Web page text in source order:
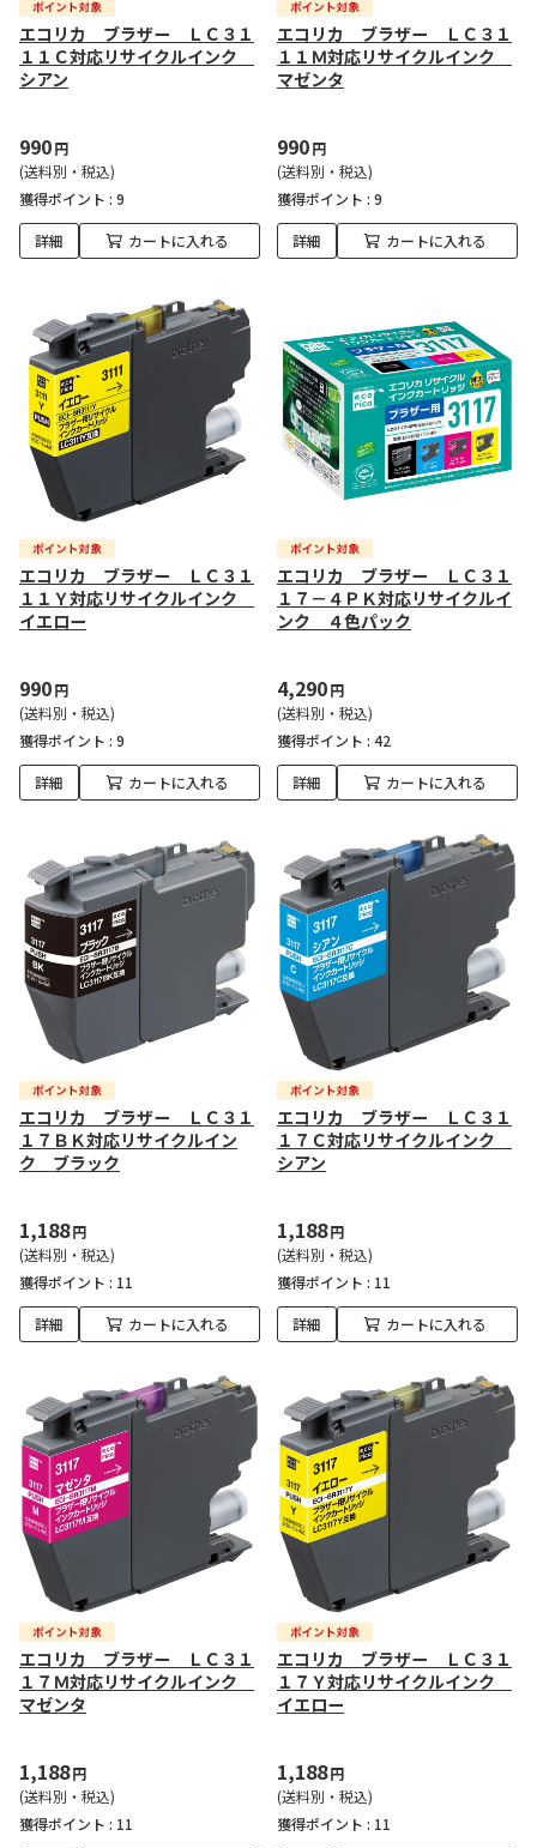
エコリカ ブラザー ＬＣ３１
１１Ｃ対応リサイクルインク
シアン
990円
(送料別・税込)
獲得ポイント : 9
詳細 カートに入れる
エコリカ ブラザー ＬＣ３１
１１Ｍ対応リサイクルインク
マゼンタ
990円
(送料別・税込)
獲得ポイント : 9
詳細 カートに入れる
エコリカ ブラザー ＬＣ３１
１１Ｙ対応リサイクルインク
イエロー
990円
(送料別・税込)
獲得ポイント : 9
詳細 カートに入れる
エコリカ ブラザー ＬＣ３１
１７－４ＰＫ対応リサイクルイ
ンク ４色パック
4,290円
(送料別・税込)
獲得ポイント : 42
詳細 カートに入れる
エコリカ ブラザー ＬＣ３１
１７ＢＫ対応リサイクルイン
ク ブラック
1,188円
(送料別・税込)
獲得ポイント : 11
詳細 カートに入れる
エコリカ ブラザー ＬＣ３１
１７Ｃ対応リサイクルインク
シアン
1,188円
(送料別・税込)
獲得ポイント : 11
詳細 カートに入れる
エコリカ ブラザー ＬＣ３１
１７Ｍ対応リサイクルインク
マゼンタ
1,188円
(送料別・税込)
獲得ポイント : 11
エコリカ ブラザー ＬＣ３１
１７Ｙ対応リサイクルインク
イエロー
1,188円
(送料別・税込)
獲得ポイント : 11